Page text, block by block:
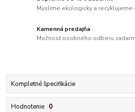
Myslíme ekologicky a recyklujeme
Kamenná predajňa
Možnosť osobného odberu
Kompletné špecifikácie
Hodnotenie 0